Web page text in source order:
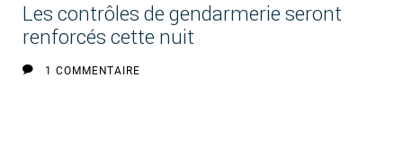
Les contrôles de gendarmerie seront
renforcés cette nuit
1 COMMENTAIRE